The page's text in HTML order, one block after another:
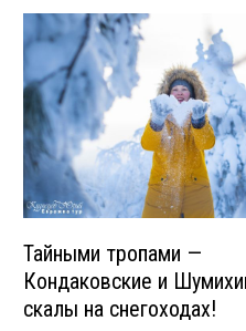
Тайными тропами —
Кондаковские и
скалы на снегоходах!